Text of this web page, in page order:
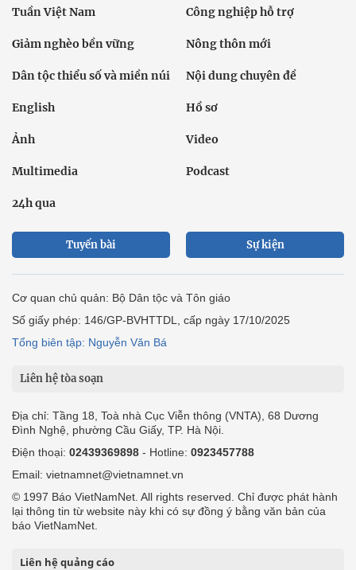
Tuần Việt Nam Công nghiệp hỗ trợ
Giảm nghèo bền vững Nông thôn mới
Dân tộc thiểu số và miền núi Nội dung chuyên đề
English Hồ sơ
Ảnh Video
Multimedia Podcast
24h qua
Tuyến bài Sự kiện
Cơ quan chủ quản: Bộ Dân tộc và Tôn giáo
Số giấy phép: 146/GP-BVHTTDL, cấp ngày 17/10/2025
Tổng biên tập: Nguyễn Văn Bá
Liên hệ tòa soạn
Địa chỉ: Tầng 18, Toà nhà Cục Viễn thông (VNTA), 68 Dương
Đình Nghệ, phường Cầu Giấy, TP. Hà Nội.
Điện thoại: 02439369898 - Hotline: 0923457788
Email: vietnamnet@vietnamnet.vn
© 1997 Báo VietNamNet. All rights reserved. Chỉ được phát hành
lại thông tin từ website này khi có sự đồng ý bằng văn bản của
báo VietNamNet.
Liên hệ quảng cáo